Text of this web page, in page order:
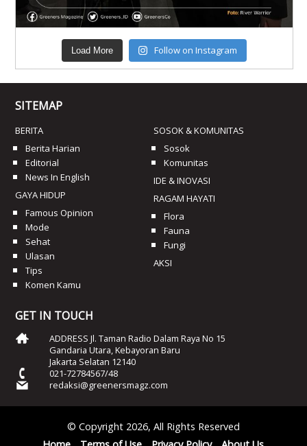
Load More Follow on Instagram
SITEMAP
BERITA
Berita Harian
Editorial
News In English
GAYA HIDUP
Famous Opinion
Mode
Sehat
Ulasan
Tips
Komen Kamu
SOSOK & KOMUNITAS
Sosok
Komunitas
IDE & INOVASI
RAGAM HAYATI
Flora
Fauna
Fungi
AKSI
GET IN TOUCH
ADDRESS Jl. Taman Radio Dalam Raya No 15
Gandaria Utara, Kebayoran Baru
Jakarta Selatan 12140
021-72784567/48
redaksi@greenersmagz.com
© Copyright 2026, All Rights Reserved